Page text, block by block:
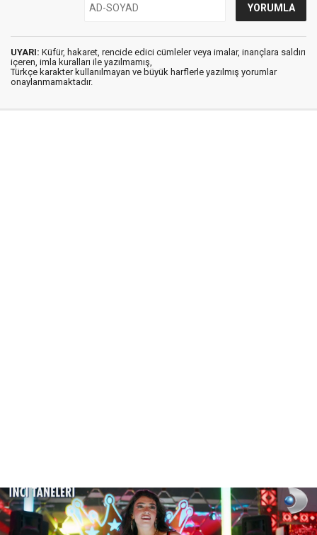
UYARI: Küfür, hakaret, rencide edici cümleler veya imalar, inançlara saldırı
içeren, imla kuralları ile yazılmamış,
Türkçe karakter kullanılmayan ve büyük harflerle yazılmış yorumlar
onaylanmamaktadır.